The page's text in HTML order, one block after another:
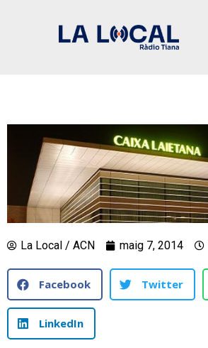
La Local / ACN maig 7, 2014
Facebook Twitter
LinkedIn